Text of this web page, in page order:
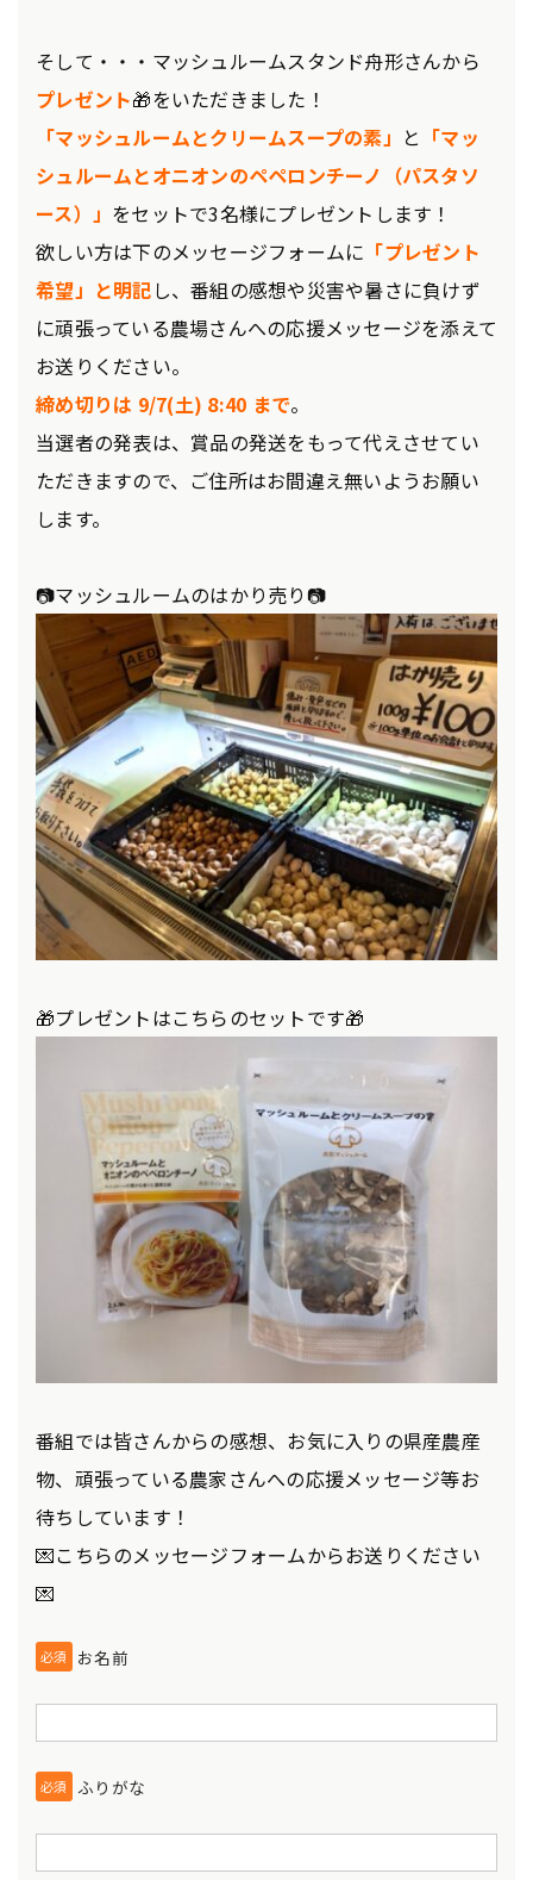
そして・・・マッシュルームスタンド舟形さんから
プレゼント🎁をいただきました！
「マッシュルームとクリームスープの素」 と 「マッ
シュルームとオニオンのペペロンチーノ（パスタソ
ース）」 をセットで3名様にプレゼントします！
欲しい方は下のメッセージフォームに 「プレゼント
希望」と明記し、番組の感想や災害や暑さに負けず
に頑張っている農場さんへの応援メッセージを添えて
お送りください。
締め切りは 9/7(土) 8:40 まで。
当選者の発表は、賞品の発送をもって代えさせてい
ただきますので、ご住所はお間違え無いようお願い
します。
📷マッシュルームのはかり売り📷
🎁プレゼントはこちらのセットです🎁
番組では皆さんからの感想、お気に入りの県産農産
物、頑張っている農家さんへの応援メッセージ等お
待ちしています！
💌こちらのメッセージフォームからお送りください
💌
必須 お名前
必須 ふりがな